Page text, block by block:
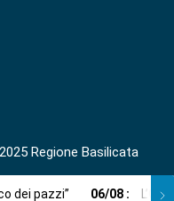
Regione Basilicata
dei pazzi” 06/08 :